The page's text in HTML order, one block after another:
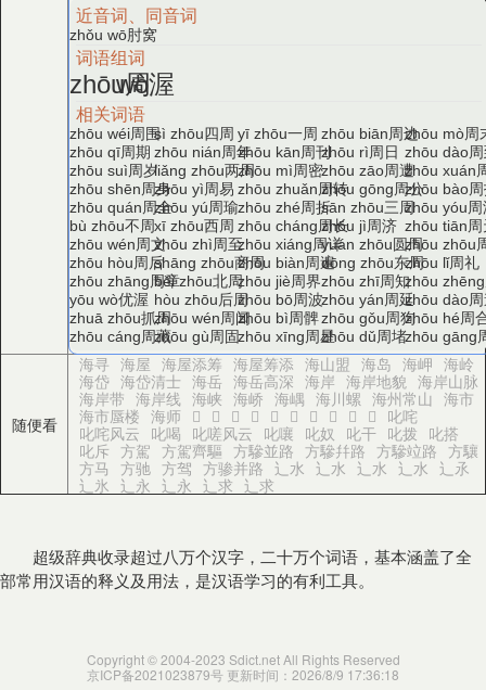
近音词、同音词
zhǒu wō肘窝
词语组词
zhōu周
wò渥
相关词语
zhōu wéi周围sì zhōu四周 yī zhōu一周 zhōu biān周边zhōu mò周
zhōu qī周期 zhōu nián周年zhōu kān周刊zhōu rì周日 zhōu dào
zhōu suì周岁liǎng zhōu两周
zhōu mì周密zhōu zāo周遭zhōu xuán
zhōu shēn周身
zhōu yì周易 zhōu zhuǎn周转
zhōu gōng周公
zhōu bào
zhōu quán周全
zhōu yú周瑜zhōu zhé周折sān zhōu三周zhōu yóu
bù zhōu不周xī zhōu西周 zhōu cháng周长
zhōu jì周济 zhōu tiān
zhōu wén周文zhōu zhì周至zhōu xiáng周详
yuán zhōu圆周
zhōu zhōu
zhōu hòu周后shāng zhōu商周
zhōu biàn周遍dōng zhōu东周
zhōu lǐ周礼
zhōu zhāng周章
běi zhōu北周zhōu jiè周界zhōu zhī周知zhōu zhēng
yōu wò优渥 hòu zhōu后周zhōu bō周波zhōu yán周延zhōu dào
zhuā zhōu抓周
zhōu wén周闻zhōu bì周髀zhōu gǒu周狗zhōu hé周
zhōu cáng周藏
zhōu gù周固zhōu xīng周星zhōu dǔ周堵zhōu gāng
随便看
海寻 海屋 海屋添筹 海屋筹添 海山盟 海岛 海岬 海岭
海岱 海岱清士 海岳 海岳高深 海岸 海岸地貌 海岸山脉
海岸带 海岸线 海峡 海峤 海嵎 海川螺 海州常山 海市
海市蜃楼 海师 𥐻 𥐼 𥐽 𥐾 𥐿 𥑁 𥑂 𥑃 𥑄 𥑅 叱咤
叱咤风云 叱喝 叱嗟风云 叱嚷 叱奴 叱干 叱拨 叱搭
叱斥 方駕 方駕齊驅 方驂並路 方驂幷路 方驂竝路 方驤
方马 方驰 方驾 方骖并路 辶水 辶水 辶水 辶水 辶氶
辶氷 辶永 辶永 辶求 辶求
超级辞典收录超过八万个汉字，二十万个词语，基本涵盖了全
部常用汉语的释义及用法，是汉语学习的有利工具。
Copyright © 2004-2023 Sdict.net All Rights Reserved
京ICP备2021023879号 更新时间：2026/8/9 17:36:18